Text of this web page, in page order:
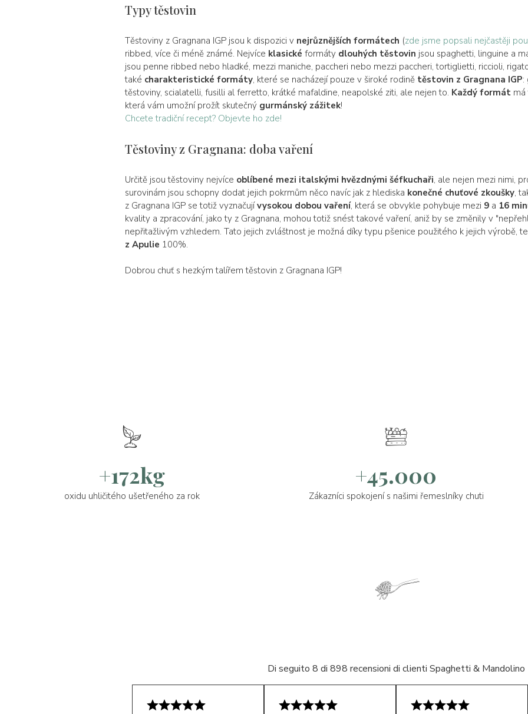
Typy těstovin
Těstoviny z Gragnana IGP jsou k dispozici v nejrůznějších formátech (zde jsme popsali nejčastěji
ribbed, více či méně známé. Nejvíce klasické formáty dlouhých těstovin jsou spaghetti, linguine a
jsou penne ribbed nebo hladké, mezzi maniche, paccheri nebo mezzi paccheri, tortiglietti, riccioli,
také charakteristické formáty, které se nacházejí pouze v široké rodině těstovin z Gragnana IGP:
těstoviny, scialatelli, fusilli al ferretto, krátké mafaldine, neapolské ziti, ale nejen to. Každý formát
která vám umožní prožít skutečný gurmánský zážitek!
Chcete tradiční recept? Objevte ho zde!
Těstoviny z Gragnana: doba vaření
Určitě jsou těstoviny nejvíce oblíbené mezi italskými hvězdnými šéfkuchaři, ale nejen mezi nimi,
surovinám jsou schopny dodat jejich pokrmům něco navíc jak z hlediska konečné chuťové zkoušky,
z Gragnana IGP se totiž vyznačujívysokou dobou vaření, která se obvykle pohybuje mezi 9 a 16
kvality a zpracování, jako ty z Gragnana, mohou totiž snést takové vaření, aniž by se změnily v
nepřitažlivým vzhledem. Tato jejich zvláštnost je možná díky typu pšenice použitého k jejich výrobě,
z Apulie 100%.
Dobrou chuť s hezkým talířem těstovin z Gragnana IGP!
+172kg
oxidu uhličitého ušetřeného za rok
+45.000
Zákazníci spokojení s našimi řemeslníky chuti
Di seguito 8 di 898 recensioni di clienti Spaghetti & Mandolino